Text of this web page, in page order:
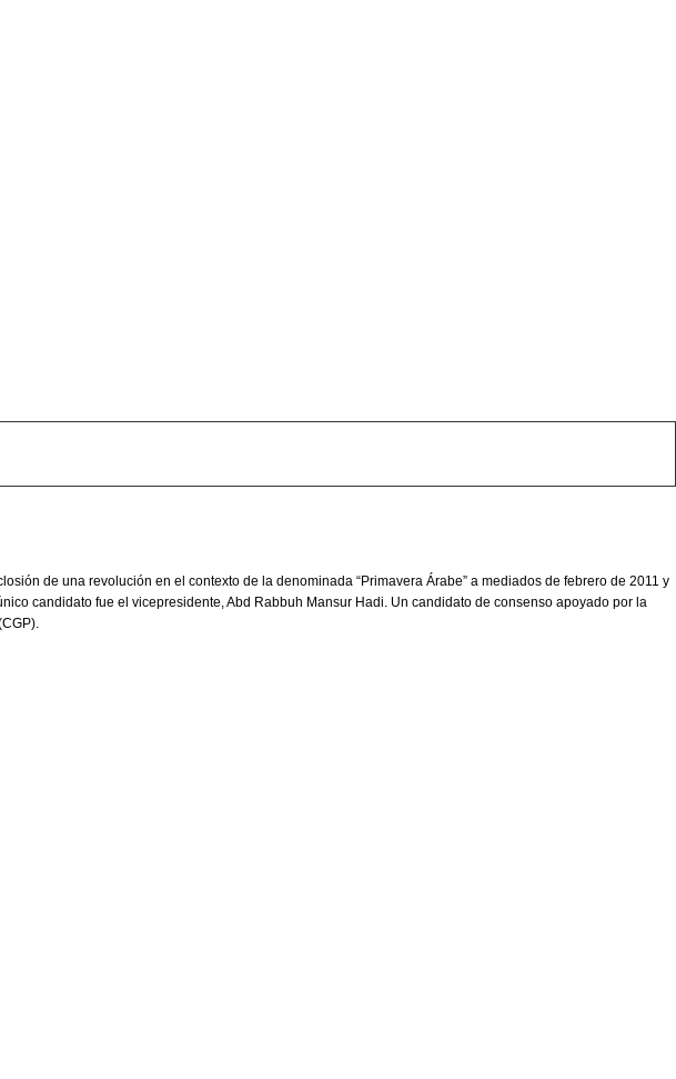
de una revolución en el contexto de la denominada “Primavera Árabe” a mediados de febrero de 2011 y
candidato fue el vicepresidente, Abd Rabbuh Mansur Hadi. Un candidato de consenso apoyado por la